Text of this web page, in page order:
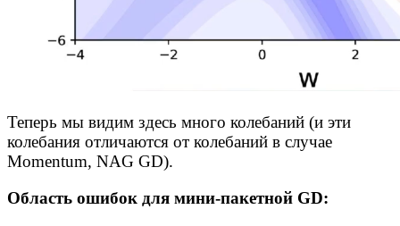
Теперь мы видим здесь много колебаний (и эти
колебания отличаются от колебаний в случае
Momentum, NAG GD).
Область ошибок для мини-пакетной GD: